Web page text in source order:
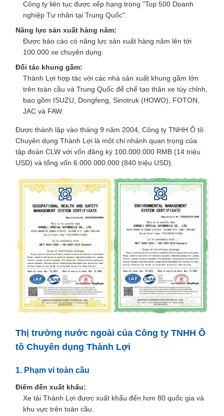
Công ty liên tục được xếp hạng trong "Top 500 Doanh
nghiệp Tư nhân tại Trung Quốc".
Năng lực sản xuất hàng năm:
Được báo cáo có năng lực sản xuất hàng năm lên tới
100.000 xe chuyên dụng.
Đối tác khung gầm:
Thành Lợi hợp tác với các nhà sản xuất khung gầm lớn
trên toàn cầu và Trung Quốc để chế tạo thân xe tùy chỉnh,
bao gồm ISUZU, Dongfeng, Sinotruk (HOWO), FOTON,
JAC và FAW.
Được thành lập vào tháng 9 năm 2004, Công ty TNHH Ô tô
Chuyên dụng Thành Lợi là một chi nhánh quan trọng của
tập đoàn CLW với vốn đăng ký 100.000.000 RMB (14 triệu
USD) và tổng vốn 6.000.000.000 (840 triệu USD).
Thị trường nước ngoài của Công ty TNHH Ô
tô Chuyên dụng Thành Lợi
1. Phạm vi toàn cầu
Điểm đến xuất khẩu:
Xe tải Thành Lợi được xuất khẩu đến hơn 80 quốc gia và
khu vực trên toàn cầu.